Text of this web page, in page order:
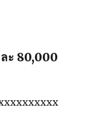
ะ 80,000